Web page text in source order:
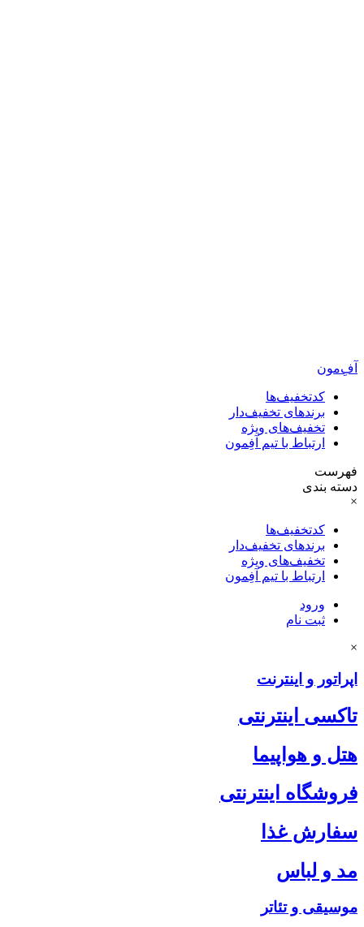
آفِ‌مون
کدتخفیف‌ها
برندهای تخفیف‌دار
تخفیف‌های ویژه
ارتباط با تیم آفِمون
فهرست
دسته بندی
×
کدتخفیف‌ها
برندهای تخفیف‌دار
تخفیف‌های ویژه
ارتباط با تیم آفِمون
ورود
ثبت نام
×
اپراتور و اینترنت
تاکسی اینترنتی
هتل و هواپیما
فروشگاه اینترنتی
سفارش غذا
مد و لباس
موسیقی و تئاتر